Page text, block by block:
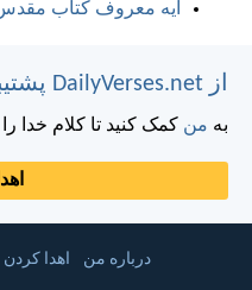
آیه معروف کتاب
از DailyVerses.net پشتیبانی کنید
به من کمک کنید تا کلام خدا
درباره من اهدا کردن